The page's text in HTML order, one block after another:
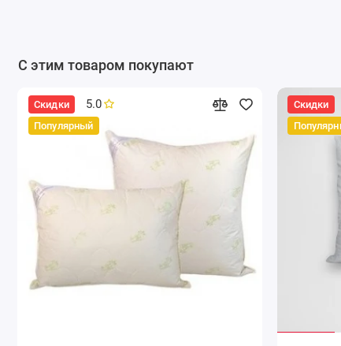
С этим товаром покупают
Скидки
Популярный
5.0
Скидки